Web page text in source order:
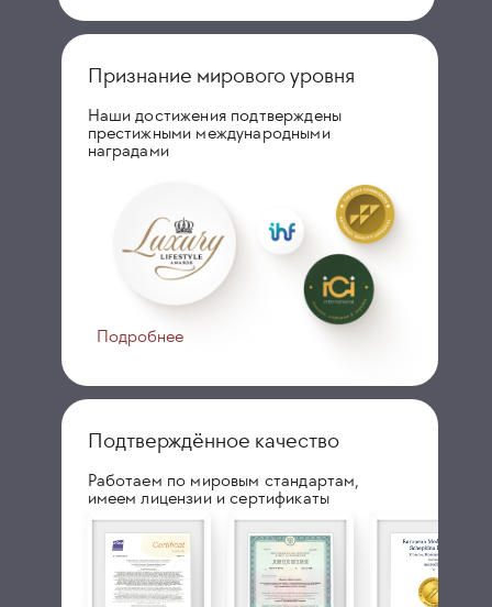
Признание мирового уровня
Наши достижения подтверждены
престижными международными
наградами
Подробнее
Подтверждённое качество
Работаем по мировым стандартам,
имеем лицензии и сертификаты